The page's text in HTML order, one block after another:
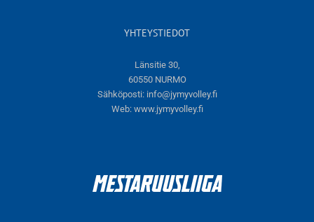
YHTEYSTIEDOT
Länsitie 30,
60550 NURMO
Sähköposti: info@jymyvolley.fi
Web: www.jymyvolley.fi